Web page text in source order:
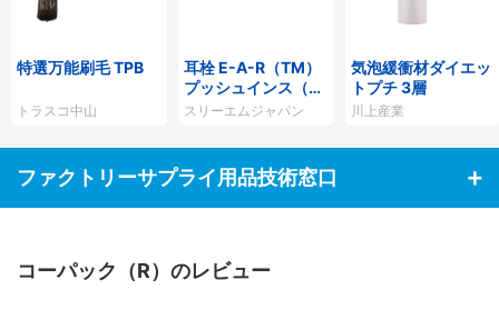
特選万能刷毛 TPB
トラスコ中山
耳栓 E-A-R（TM）
プッシュインス（T
M）ミニ
スリーエムジャパン
気泡緩衝材ダイエッ
トプチ 3層
川上産業
ファクトリーサプライ用品技術窓口
コーパック（R）のレビュー